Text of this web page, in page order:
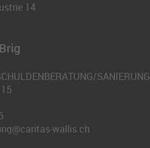
14
SANIERUNG
wallis.ch